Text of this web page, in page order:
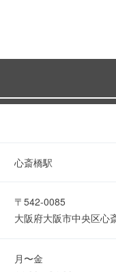
心斎橋駅
〒542-0085
大阪府大阪市中央区
月〜金